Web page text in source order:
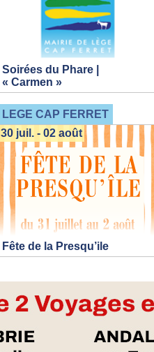
Soirées du Phare |
« Carmen »
LEGE CAP FERRET
Fête de la Presqu’ile
30 juil. - 02 août